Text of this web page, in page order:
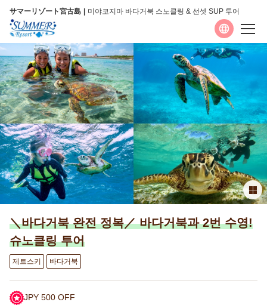
サマーリゾート宮古島 미야코지마 바다거북 스노클링 & 선셋 SUP 투어
日本語
English
简体中文
繁體中文
한국어
안내
자주 묻는 질문
＼바다거북 완전 정복／ 바다거북과 2번 수영!
슈노클링 투어
제트스키 바다거북
JPY 500 OFF